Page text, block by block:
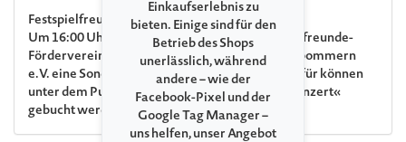
Festspielfreunde
Um 16:00 Uhr findet für Mitglieder des Festspielfreunde-
Fördervereins der Festspiele Mecklenburg-Vorpommern
e.V. eine Sonderveranstaltung statt. Karten hierfür können
unter dem Punkt »Zusatzleistungen zu Ihrem Konzert«
gebucht werden.
Einkaufserlebnis zu
bieten. Einige sind für den
Betrieb des Shops
unerlässlich, während
andere – wie der
Facebook-Pixel und der
Google Tag Manager –
uns helfen, unser Angebot